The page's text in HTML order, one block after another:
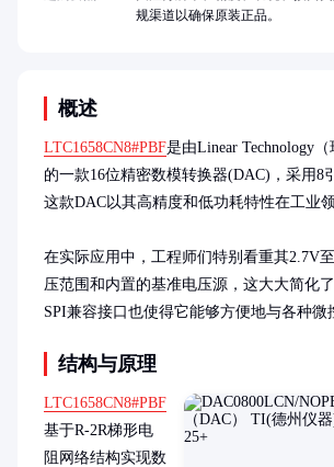
概述
LTC1658CN8#PBF是由Linear Technology
的一款16位精密数模转换器(DAC)，采用8
这款DAC以其高精度和低功耗特性在工业
在实际应用中，工程师们特别看重其2.7V
压范围和内置的基准电压源，这大大简化
SPI兼容接口也使得它能够方便地与各种微
结构与原理
LTC1658CN8#PBF
基于R-2R梯形电
阻网络结构实现数
规渠道以确保原装正品。